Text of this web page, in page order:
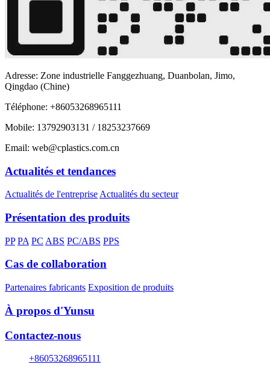
Adresse: Zone industrielle Fanggezhuang, Duanbolan, Jimo,
Qingdao (Chine)
Téléphone: +86053268965111
Mobile: 13792903131 / 18253237669
Email: web@cplastics.com.cn
Actualités et tendances
Actualités de l'entreprise Actualités du secteur
Présentation des produits
PP PA PC ABS PC/ABS PPS
Cas de collaboration
Partenaires fabricants Exposition de produits
À propos d'Yunsu
Contactez-nous
+86053268965111